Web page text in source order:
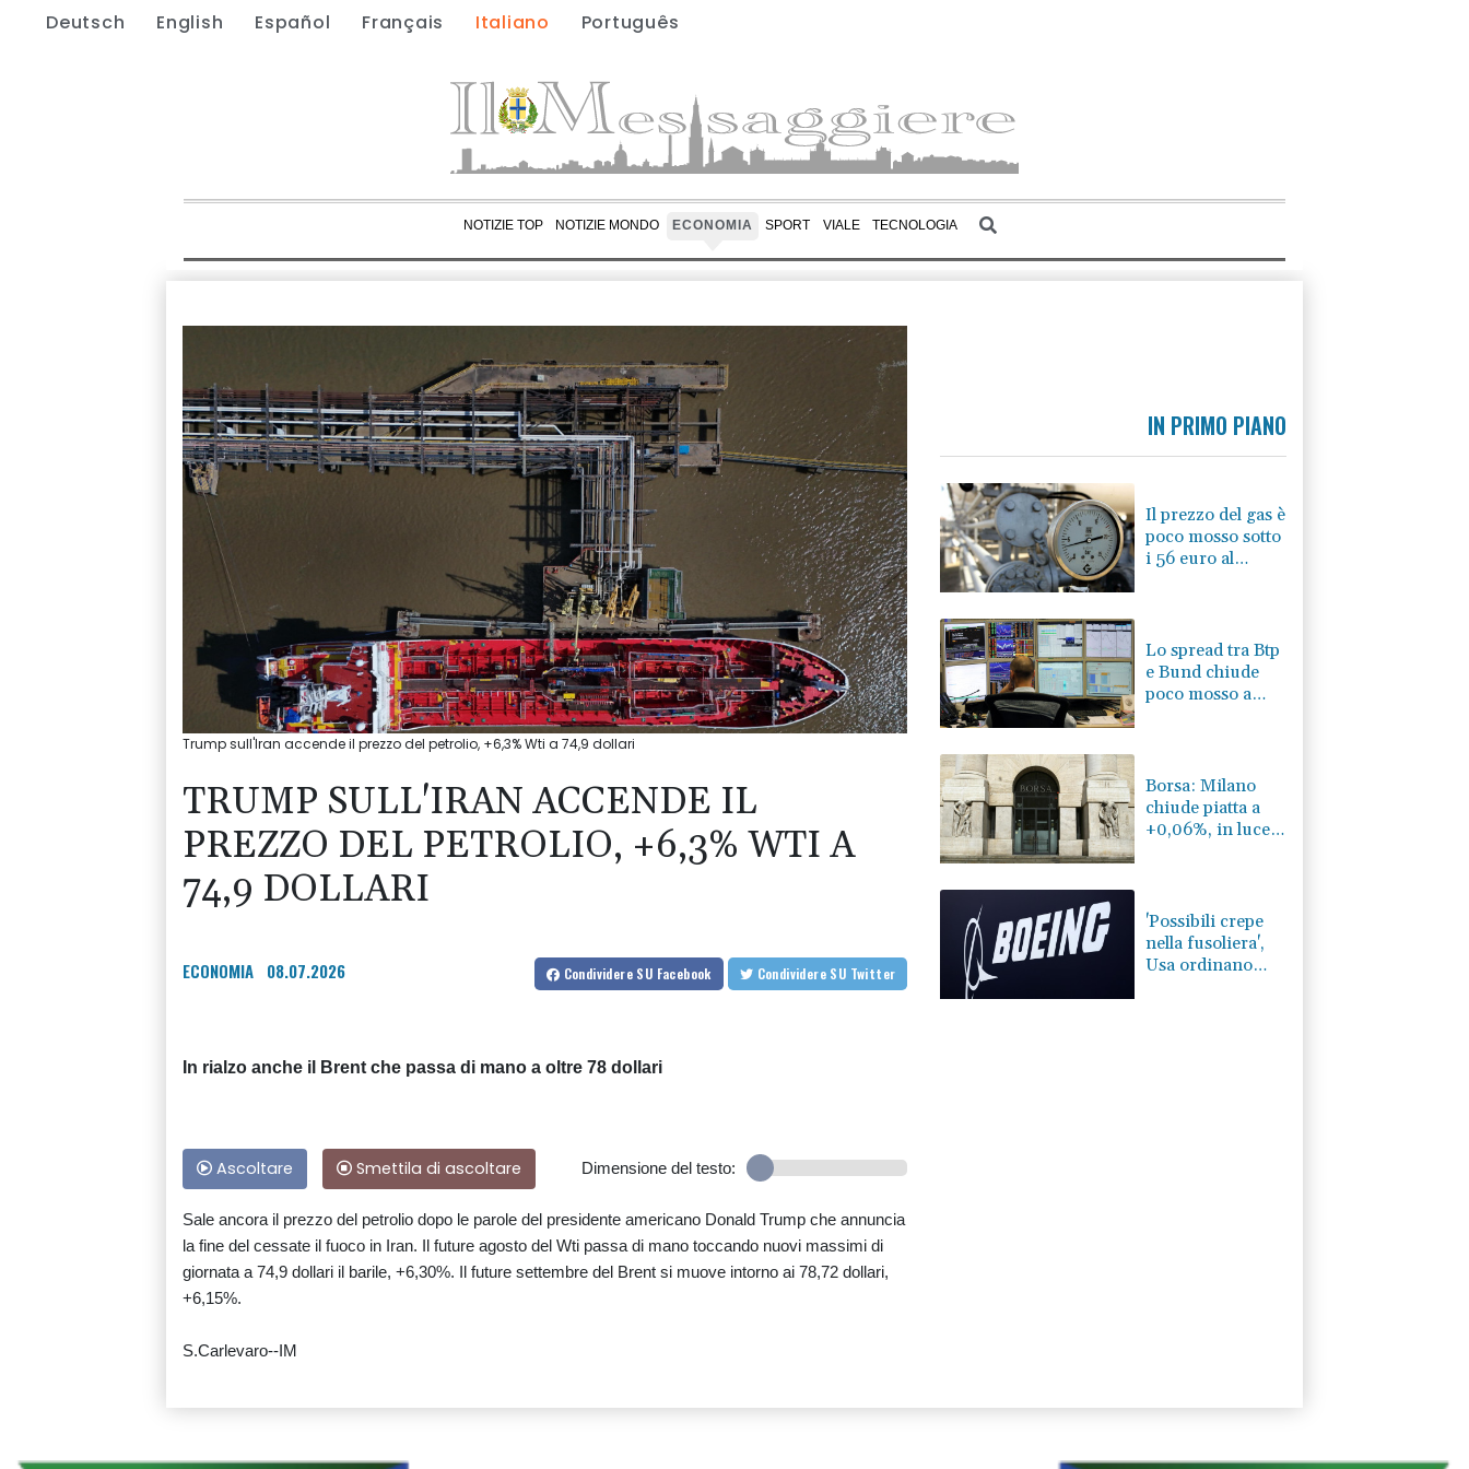
Deutsch English Español Français Italiano Português
NOTIZIE TOP NOTIZIE MONDO ECONOMIA SPORT VIALE TECNOLOGIA
Trump sull'Iran accende il prezzo del petrolio, +6,3% Wti a 74,9 dollari
TRUMP SULL'IRAN ACCENDE IL
PREZZO DEL PETROLIO, +6,3% WTI A
74,9 DOLLARI
ECONOMIA 08.07.2026 Condividere SU Facebook Condividere SU Twitter
In rialzo anche il Brent che passa di mano a oltre 78 dollari
Ascoltare Smettila di ascoltare Dimensione del testo:
Sale ancora il prezzo del petrolio dopo le parole del presidente americano Donald Trump che annuncia
la fine del cessate il fuoco in Iran. Il future agosto del Wti passa di mano toccando nuovi massimi di
giornata a 74,9 dollari il barile, +6,30%. Il future settembre del Brent si muove intorno ai 78,72 dollari,
+6,15%.
S.Carlevaro--IM
IN PRIMO PIANO
Il prezzo del gas è
poco mosso sotto
i 56 euro al
Lo spread tra Btp
e Bund chiude
poco mosso a
Borsa: Milano
chiude piatta a
+0,06%, in luce
'Possibili crepe
nella fusoliera',
Usa ordinano